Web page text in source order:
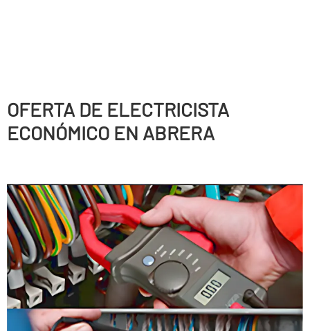
OFERTA DE ELECTRICISTA
ECONÓMICO EN ABRERA